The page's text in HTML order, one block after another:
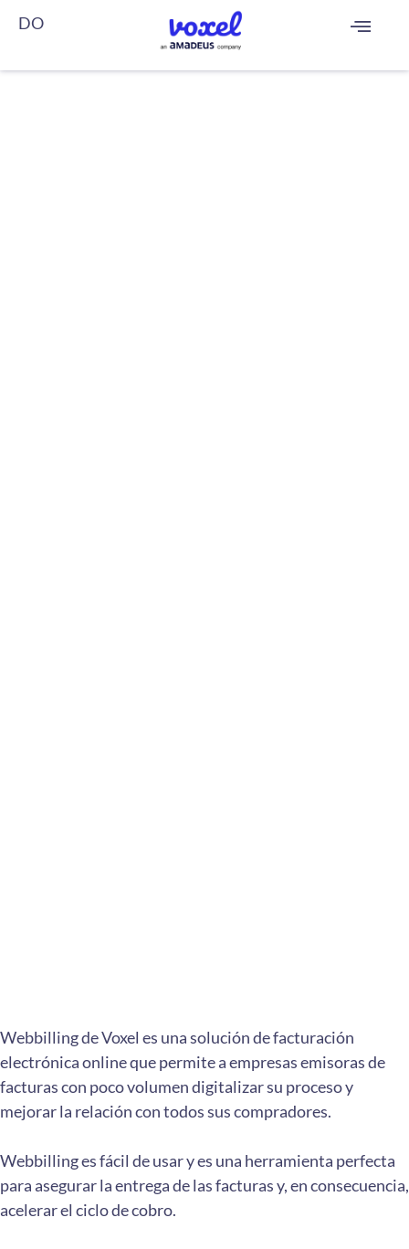
DO
FR
Webbilling de Voxel es una solución de facturación
electrónica online que permite a empresas emisoras de
facturas con poco volumen digitalizar su proceso y
mejorar la relación con todos sus compradores.
Webbilling es fácil de usar y es una herramienta perfecta
para asegurar la entrega de las facturas y, en consecuencia,
acelerar el ciclo de cobro.